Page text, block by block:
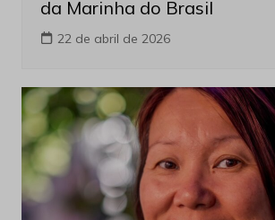
da Marinha do Brasil
22 de abril de 2026